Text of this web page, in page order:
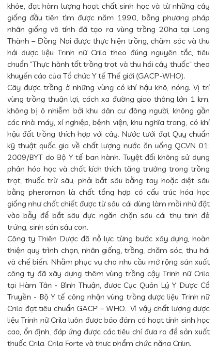
khỏe, đạt hàm lượng hoạt chất sinh học và từ những cây
giống đầu tiên tìm được năm 1990, bằng phương pháp
nhân giống vô tính đã tạo ra vùng trồng 20ha tại Long
Thành – Đồng Nai được thực hiện trồng, chăm sóc và thu
hái dược liệu Trinh nữ Crila theo đúng nguyên tắc, tiêu
chuẩn “Thực hành tốt trồng trọt và thu hái cây thuốc” theo
khuyến cáo của Tổ chức Y tế Thế giới (GACP-WHO).
Cây được trồng ở những vùng có khí hậu khô, nóng. Vị trí
vùng trồng thuận lợi, cách xa đường giao thông lớn 1 km,
không bị ô nhiễm bởi khu dân cư đông người, không gần
các nhà máy, xí nghiệp, bệnh viện, khu nghĩa trang, có khí
hậu đất trồng thích hợp với cây. Nước tưới đạt Quy chuẩn
kỹ thuật quốc gia về chất lượng nước ăn uống QCVN 01:
2009/BYT do Bộ Y tế ban hành. Tuyệt đối không sử dụng
phân hóa học và chất kích thích tăng trưởng trong trồng
trọt, thuốc trừ sâu, phải bắt sâu bằng tay hoặc diệt sâu
bằng pheromon là chất tổng hợp có cấu trúc hóa học
giống như chất chiết được từ sâu cái dùng làm mồi nhử đặt
vào bẫy để bắt sâu đực ngăn chặn sâu cái thụ tinh đẻ
trứng, sinh sản sâu con.
Công ty Thiên Dược đã nỗ lực từng bước xây dựng, hoàn
thiện quy trình chọn, nhân giống, trồng, chăm sóc, thu hái
và chế biến. Nhằm phục vụ cho nhu cầu mở rộng sản xuất
công ty đã xây dựng thêm vùng trồng cậy Trinh nữ Crila
tại Hàm Tân - Bình Thuận, được Cục Quản Lý Y Dược Cổ
Truyền - Bộ Y tế công nhận vùng trồng dược liệu Trinh nữ
Crila đạt tiêu chuẩn GACP – WHO. Vì vậy chất lượng dược
liệu Trinh nữ Crila luôn được bảo đảm có hoạt tính sinh học
cao, ổn định, đáp ứng được các tiêu chí đưa ra để sản xuất
thuốc Crila, Crila Forte và thực phẩm chức năng Crilin.